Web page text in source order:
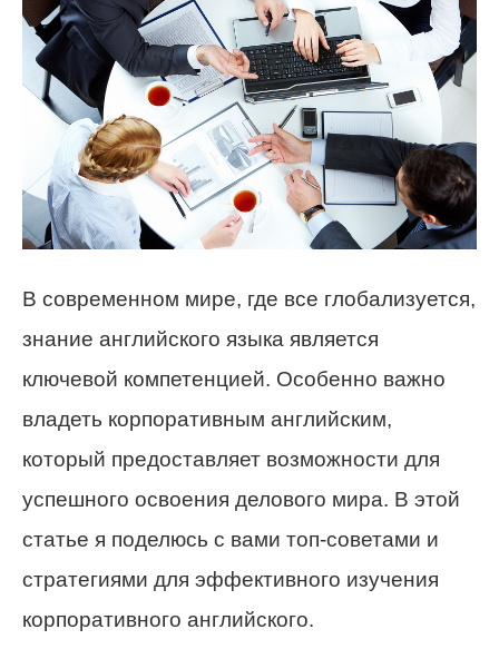
В современном мире, где все глобализуется,
знание английского языка является
ключевой компетенцией. Особенно важно
владеть корпоративным английским,
который предоставляет возможности для
успешного освоения делового мира. В этой
статье я поделюсь с вами топ-советами и
стратегиями для эффективного изучения
корпоративного английского.